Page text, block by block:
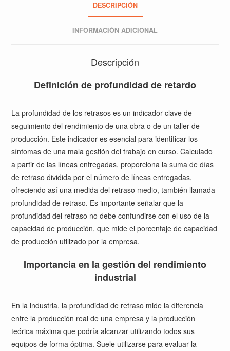
DESCRIPCIÓN
INFORMACIÓN ADICIONAL
Descripción
Definición de profundidad de retardo
La profundidad de los retrasos es un indicador clave de
seguimiento del rendimiento de una obra o de un taller de
producción. Este indicador es esencial para identificar los
síntomas de una mala gestión del trabajo en curso. Calculado
a partir de las líneas entregadas, proporciona la suma de días
de retraso dividida por el número de líneas entregadas,
ofreciendo así una medida del retraso medio, también llamada
profundidad de retraso. Es importante señalar que la
profundidad del retraso no debe confundirse con el uso de la
capacidad de producción, que mide el porcentaje de capacidad
de producción utilizado por la empresa.
Importancia en la gestión del rendimiento
industrial
En la industria, la profundidad de retraso mide la diferencia
entre la producción real de una empresa y la producción
teórica máxima que podría alcanzar utilizando todos sus
equipos de forma óptima. Suele utilizarse para evaluar la